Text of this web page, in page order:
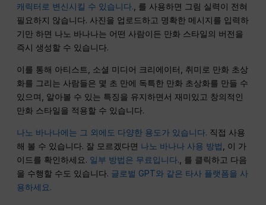
캐릭터로 변신시킬 수 있습니다. , 를 사용하면 그림 실력이 전혀
필요하지 않습니다. 사진을 업로드하고 명확한 메시지를 입력하
기만 하면 나노 바나나는 어떤 사람이든 만화 스타일의 버전을
즉시 생성할 수 있습니다.
이를 통해 아티스트, 소셜 미디어 크리에이터, 취미로 만화 초상
화를 그리는 사람들은 몇 초 만에 독특한 만화 초상화를 만들 수
있으며, 알아볼 수 있는 특징을 유지하면서 재미있고 창의적인
만화 스타일을 적용할 수 있습니다.
나노 바나나에는 그 외에도 다양한 용도가 있습니다. 직접 사용
해 볼 수 있습니다. 잘 모르겠다면 나노 바나나 사용 방법, 이 가
이드를 확인하세요. 일부 방법은 무료입니다., 를 클릭하고 다음
을 수행할 수도 있습니다. 글로벌 GPT와 같은 타사 플랫폼을 사
용하세요.